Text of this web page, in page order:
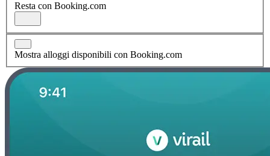
Resta con Booking.com
Mostra alloggi disponibili con Booking.com